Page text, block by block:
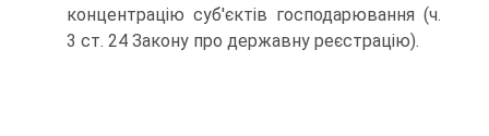
концентрацію суб'єктів господарювання (ч.
3 ст. 24 Закону про державну реєстрацію).